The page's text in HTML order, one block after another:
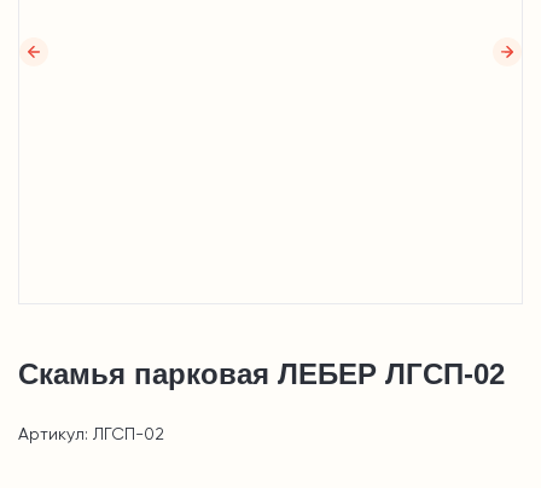
Скамья парковая ЛЕБЕР ЛГСП-02
Артикул: ЛГСП-02